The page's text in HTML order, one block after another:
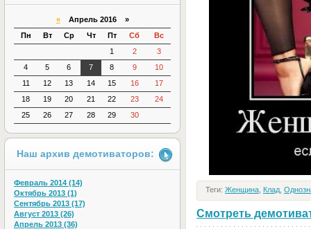
Теги: Женщина Клад
Смотреть
«Апрель 2016 »
Пн
Вт Ср Чт Пт Сб
Вс
1
2
3
4
5 6 7 8 9
10
11
12 13 14 15 16
17
18
19 20 21 22 23
24
25
26 27 28 29 30
Наш архив демотиваторов:
Февраль 2014 (14)
Октябрь 2013 (1)
Сентябрь 2013 (17)
Август 2013 (26)
Апрель 2013 (36)